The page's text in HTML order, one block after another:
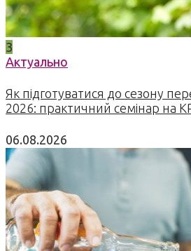
3
Актуально
Як підготуватися до сезону
2026: практичний семінар на
06.08.2026